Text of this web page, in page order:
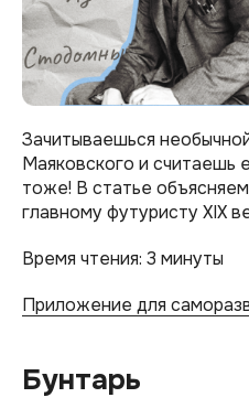
Зачитываешься
Маяковского и считаешь
тоже! В статье
главному футуристу XIX
Время чтения: 3 минуты
Приложение для
Бунтарь